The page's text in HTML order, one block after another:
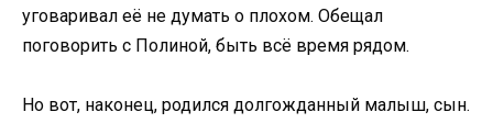
уговаривал её не думать о плохом. Обещал
поговорить с Полиной, быть всё время рядом.
Но вот, наконец, родился долгожданный малыш, сын.